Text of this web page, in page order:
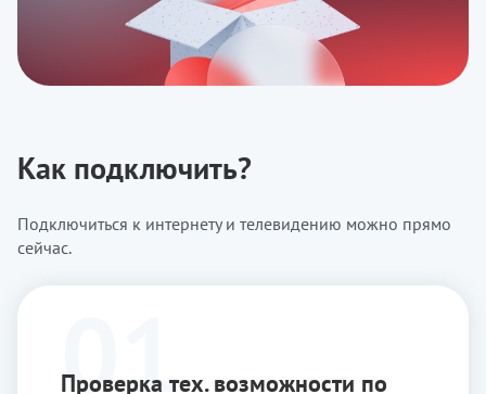
Как подключить?
Подключиться к интернету и телевидению можно прямо
сейчас.
Проверка тех. возможности по